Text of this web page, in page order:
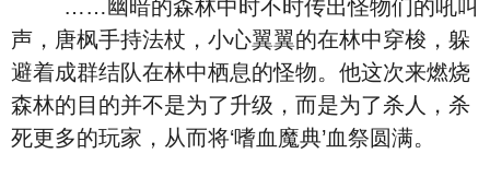
……幽暗的森林中时不时传出怪物们的吼叫
声，唐枫手持法杖，小心翼翼的在林中穿梭，躲
避着成群结队在林中栖息的怪物。他这次来燃烧
森林的目的并不是为了升级，而是为了杀人，杀
死更多的玩家，从而将‘嗜血魔典’血祭圆满。